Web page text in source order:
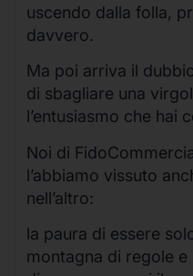
uscendo dalla folla,
davvero.
Ma poi arriva il
di sbagliare una
l’entusiasmo che hai
Noi di
l’abbiamo vissuto
nell’altro:
la paura di essere
montagna di regole e